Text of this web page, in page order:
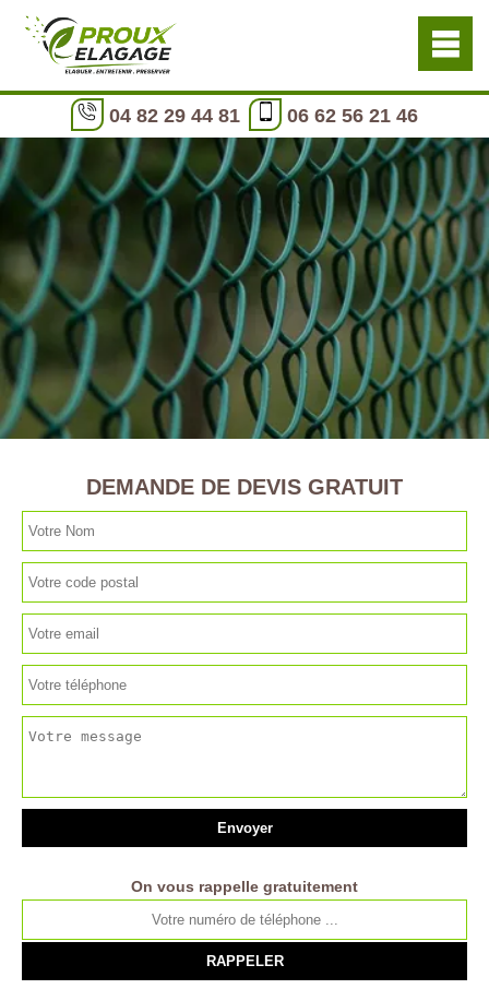
04 82 29 44 81 06 62 56 21 46
DEMANDE DE DEVIS GRATUIT
On vous rappelle gratuitement